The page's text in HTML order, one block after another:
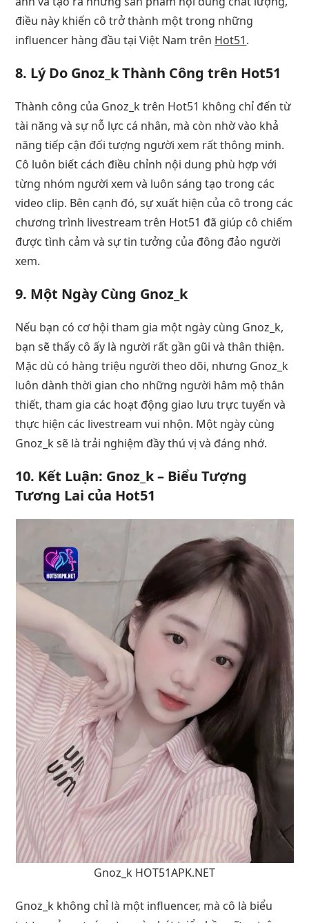
điều này khiến cô trở thành một trong những
influencer hàng đầu tại Việt Nam trên Hot51.
8. Lý Do Gnoz_k Thành Công trên Hot51
Thành công của Gnoz_k trên Hot51 không chỉ đến từ
tài năng và sự nỗ lực cá nhân, mà còn nhờ vào khả
năng tiếp cận đối tượng người xem rất thông minh.
Cô luôn biết cách điều chỉnh nội dung phù hợp với
từng nhóm người xem và luôn sáng tạo trong các
video clip. Bên cạnh đó, sự xuất hiện của cô trong các
chương trình livestream trên Hot51 đã giúp cô chiếm
được tình cảm và sự tin tưởng của đông đảo người
xem.
9. Một Ngày Cùng Gnoz_k
Nếu bạn có cơ hội tham gia một ngày cùng Gnoz_k,
bạn sẽ thấy cô ấy là người rất gần gũi và thân thiện.
Mặc dù có hàng triệu người theo dõi, nhưng Gnoz_k
luôn dành thời gian cho những người hâm mộ thân
thiết, tham gia các hoạt động giao lưu trực tuyến và
thực hiện các livestream vui nhộn. Một ngày cùng
Gnoz_k sẽ là trải nghiệm đầy thú vị và đáng nhớ.
10. Kết Luận: Gnoz_k – Biểu Tượng
Tương Lai của Hot51
Gnoz_k HOT51APK.NET
Gnoz_k không chỉ là một influencer, mà cô là biểu